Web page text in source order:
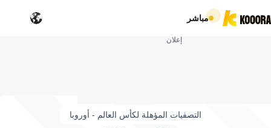
مباشر
إعلان
التصفيات المؤهلة لكأس العالم - أوروبا